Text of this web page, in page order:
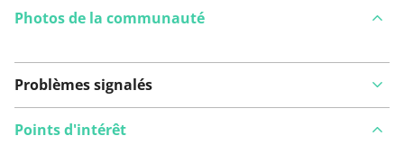
Photos de la communauté
Problèmes signalés
Points d'intérêt